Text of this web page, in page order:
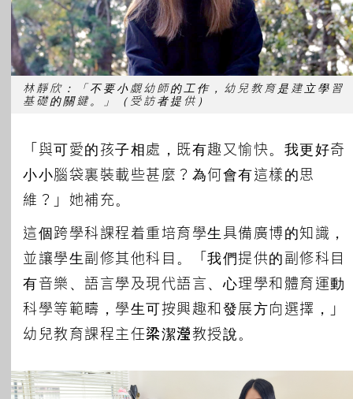
林靜欣：「不要小覷幼師的工作，幼兒教育是建立學習
基礎的關鍵。」（受訪者提供）
「與可愛的孩子相處，既有趣又愉快。我更好奇
小小腦袋裏裝載些甚麼？為何會有這樣的思
維？」她補充。
這個跨學科課程着重培育學生具備廣博的知識，
並讓學生副修其他科目。「我們提供的副修科目
有音樂、語言學及現代語言、心理學和體育運動
科學等範疇，學生可按興趣和發展方向選擇，」
幼兒教育課程主任梁潔瀅教授說。